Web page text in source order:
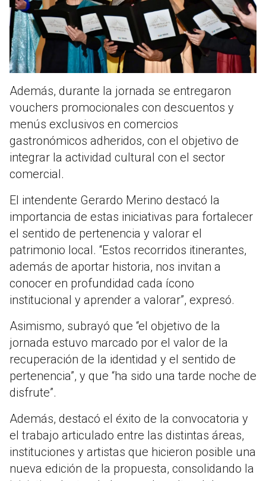
Además, durante la jornada se entregaron
vouchers promocionales con descuentos y
menús exclusivos en comercios
gastronómicos adheridos, con el objetivo de
integrar la actividad cultural con el sector
comercial.
El intendente Gerardo Merino destacó la
importancia de estas iniciativas para fortalecer
el sentido de pertenencia y valorar el
patrimonio local. “Estos recorridos itinerantes,
además de aportar historia, nos invitan a
conocer en profundidad cada ícono
institucional y aprender a valorar”, expresó.
Asimismo, subrayó que “el objetivo de la
jornada estuvo marcado por el valor de la
recuperación de la identidad y el sentido de
pertenencia”, y que “ha sido una tarde noche de
disfrute”.
Además, destacó el éxito de la convocatoria y
el trabajo articulado entre las distintas áreas,
instituciones y artistas que hicieron posible una
nueva edición de la propuesta, consolidando la